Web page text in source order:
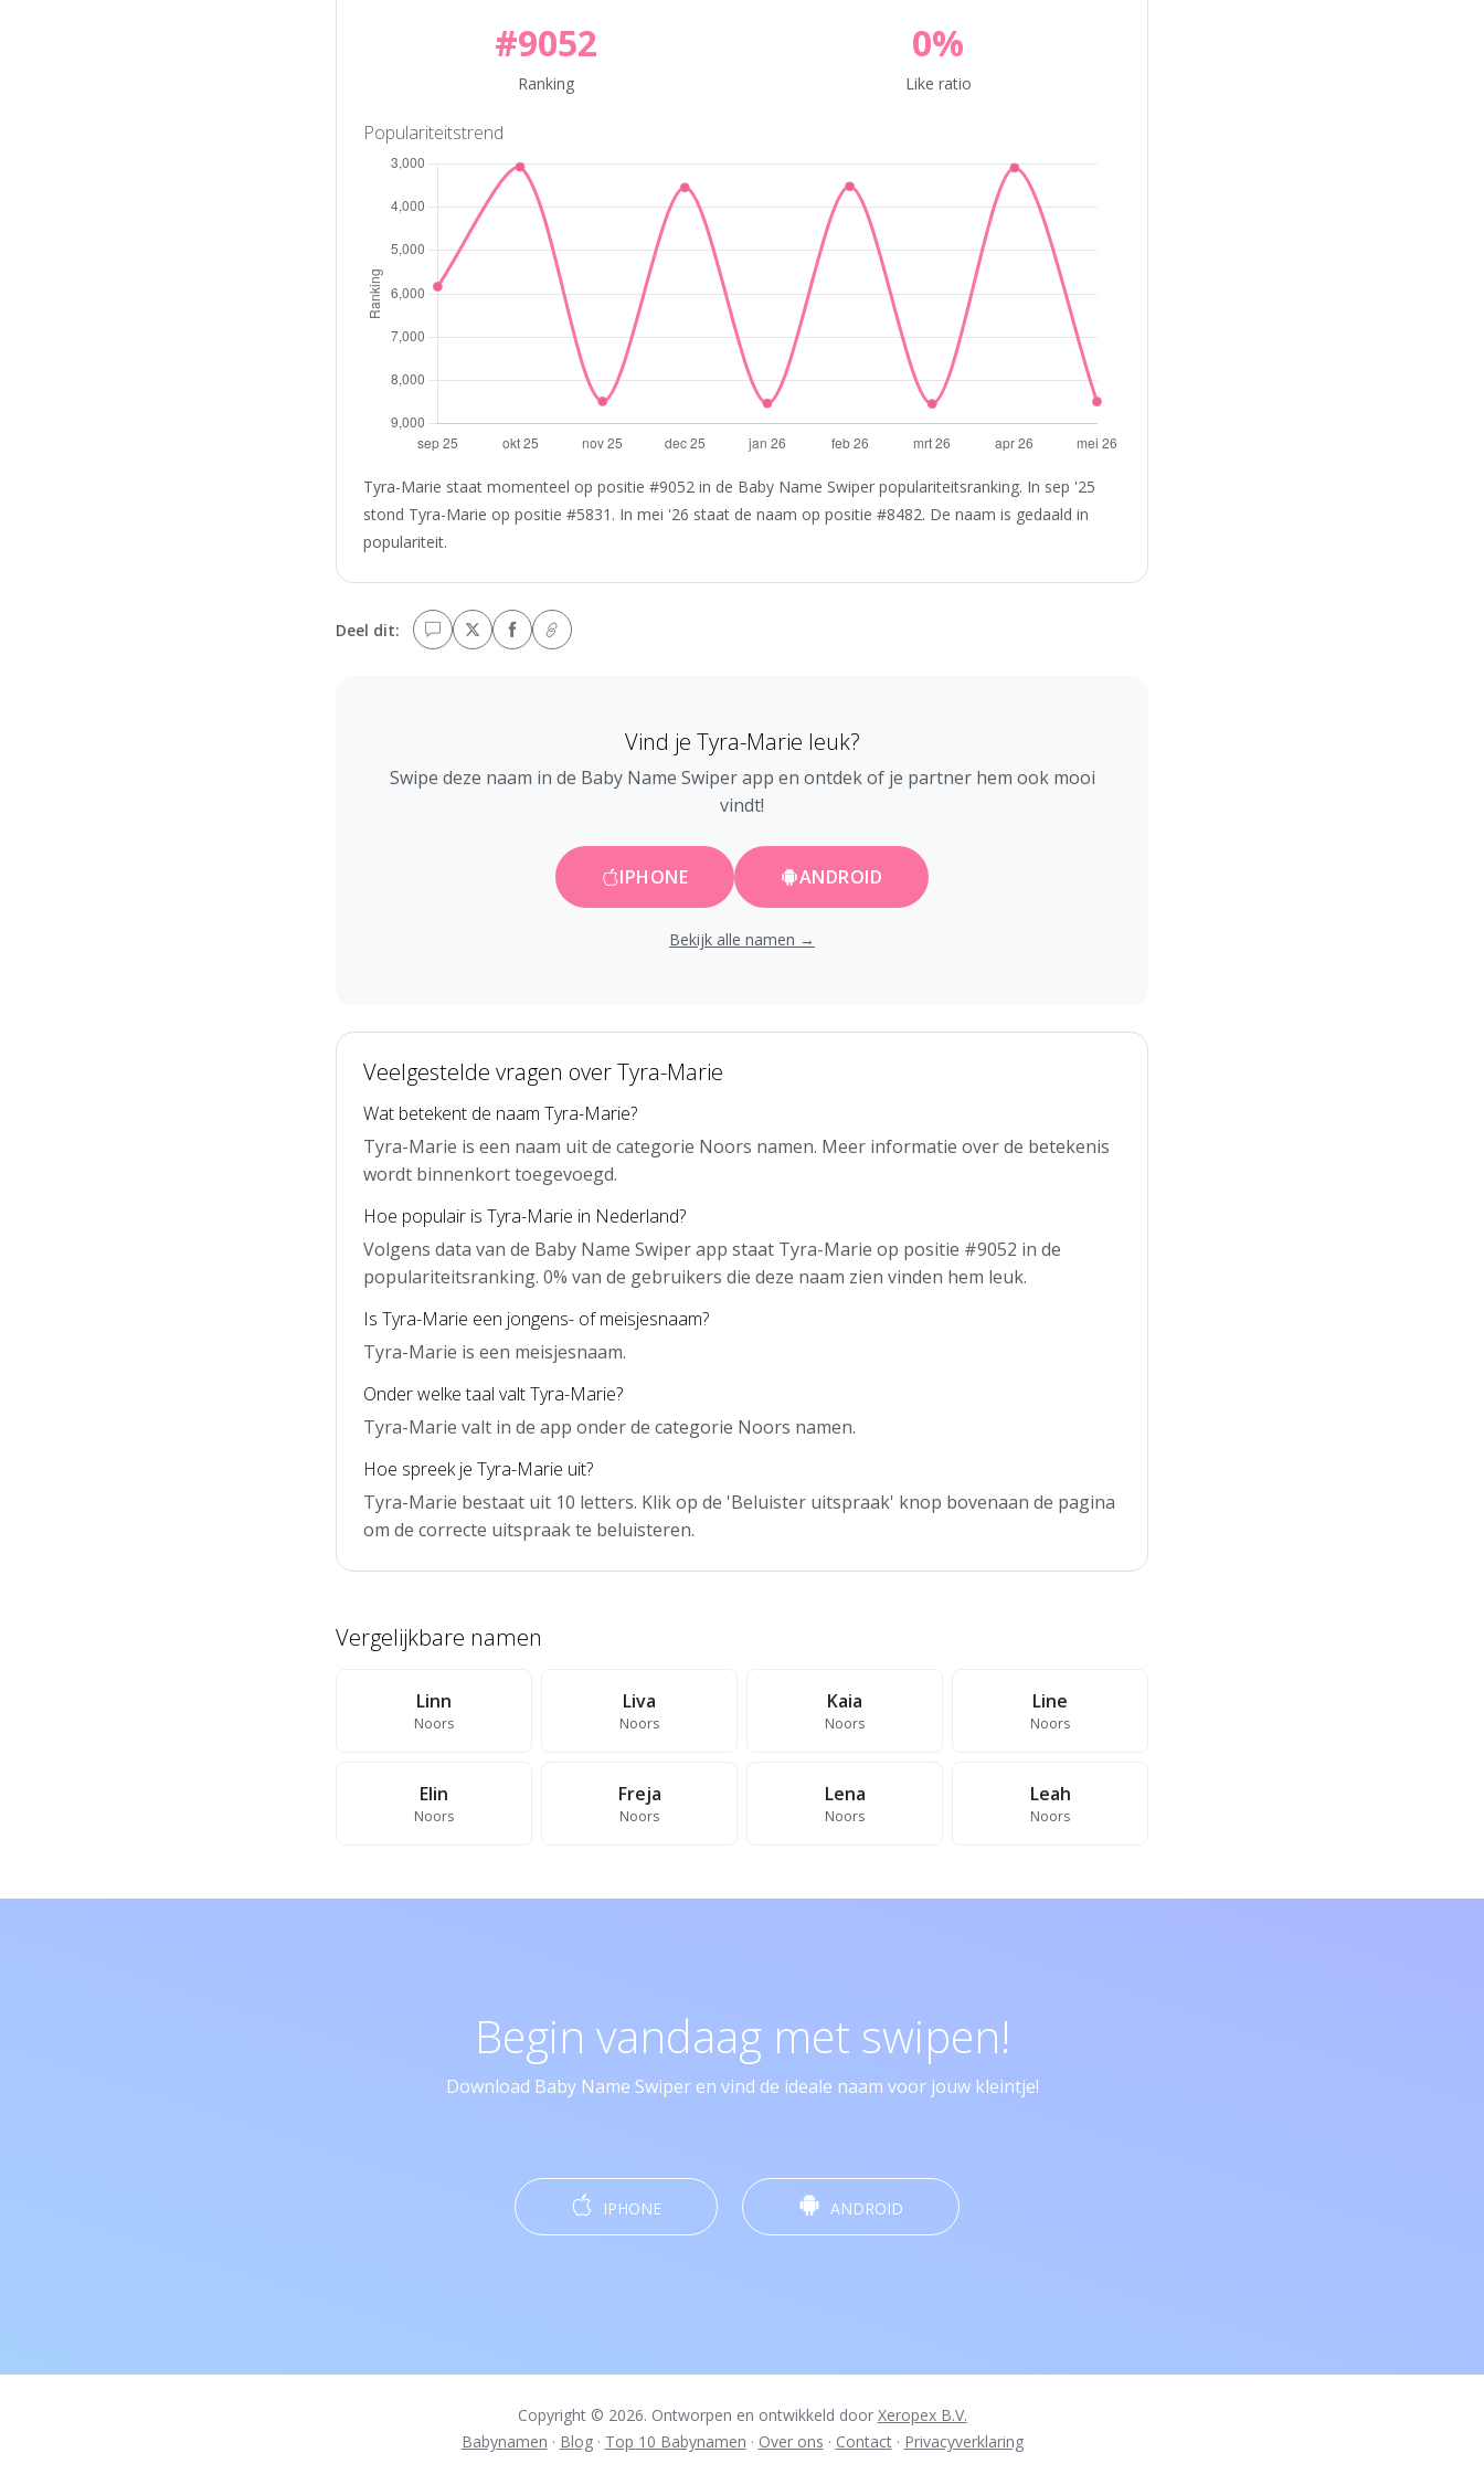
#9052
Ranking
0%
Like ratio
Populariteitstrend
Tyra-Marie staat momenteel op positie #9052 in de Baby Name Swiper populariteitsranking. In sep '25
stond Tyra-Marie op positie #5831. In mei '26 staat de naam op positie #8482. De naam is gedaald in
populariteit.
Deel dit:
Vind je Tyra-Marie leuk?
Swipe deze naam in de Baby Name Swiper app en ontdek of je partner hem ook mooi
vindt!
IPHONE ANDROID
Bekijk alle namen →
Veelgestelde vragen over Tyra-Marie
Wat betekent de naam Tyra-Marie?
Tyra-Marie is een naam uit de categorie Noors namen. Meer informatie over de betekenis
wordt binnenkort toegevoegd.
Hoe populair is Tyra-Marie in Nederland?
Volgens data van de Baby Name Swiper app staat Tyra-Marie op positie #9052 in de
populariteitsranking. 0% van de gebruikers die deze naam zien vinden hem leuk.
Is Tyra-Marie een jongens- of meisjesnaam?
Tyra-Marie is een meisjesnaam.
Onder welke taal valt Tyra-Marie?
Tyra-Marie valt in de app onder de categorie Noors namen.
Hoe spreek je Tyra-Marie uit?
Tyra-Marie bestaat uit 10 letters. Klik op de 'Beluister uitspraak' knop bovenaan de pagina
om de correcte uitspraak te beluisteren.
Vergelijkbare namen
Linn
Noors
Liva
Noors
Kaia
Noors
Line
Noors
Elin
Noors
Freja
Noors
Lena
Noors
Leah
Noors
Begin vandaag met swipen!
Download Baby Name Swiper en vind de ideale naam voor jouw kleintje!
IPHONE ANDROID
Copyright © 2026. Ontworpen en ontwikkeld door Xeropex B.V.
Babynamen · Blog· Top 10 Babynamen · Over ons · Contact· Privacyverklaring